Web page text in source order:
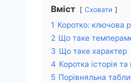
Вміст Сховати
1 Коротко: ключова
2 Що таке
3 Що таке характер
4 Коротка історія та
5 Порівняльна